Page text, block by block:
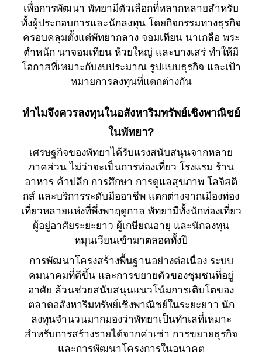
เพื่อการพัฒนา พัทยามีตัวเลือกที่หลากหลายสำหรับ
ทั้งผู้ประกอบการและนักลงทุน โดยกิจกรรมทางธุรกิจ
ครอบคลุมตั้งแต่พัทยากลาง จอมเทียน นาเกลือ พระ
ตำหนัก นาจอมเทียน ห้วยใหญ่ และบางเสร่ ทำให้มี
โอกาสที่เหมาะกับงบประมาณ รูปแบบธุรกิจ และเป้า
หมายการลงทุนที่แตกต่างกัน
ทำไมจึงควรลงทุนในอสังหาริมทรัพย์เชิงพาณิชย์
ในพัทยา?
เศรษฐกิจของพัทยาได้รับแรงสนับสนุนจากหลาย
ภาคส่วน ไม่ว่าจะเป็นการท่องเที่ยว โรงแรม ร้าน
อาหาร ค้าปลีก การศึกษา การดูแลสุขภาพ โลจิสติ
กส์ และบริการระดับมืออาชีพ แตกต่างจากเมืองท่อง
เที่ยวหลายแห่งที่พึ่งพาฤดูกาล พัทยามีทั้งนักท่องเที่ยว
ผู้อยู่อาศัยระยะยาว ผู้เกษียณอายุ และนักลงทุน
หมุนเวียนเข้ามาตลอดทั้งปี
การพัฒนาโครงสร้างพื้นฐานอย่างต่อเนื่อง ระบบ
คมนาคมที่ดีขึ้น และการขยายตัวของชุมชนที่อยู่
อาศัย ล้วนช่วยสนับสนุนแนวโน้มการเติบโตของ
ตลาดอสังหาริมทรัพย์เชิงพาณิชย์ในระยะยาว นัก
ลงทุนจำนวนมากมองว่าพัทยาเป็นทำเลที่เหมาะ
สำหรับการสร้างรายได้จากค่าเช่า การขยายธุรกิจ
และการพัฒนาโครงการในอนาคต